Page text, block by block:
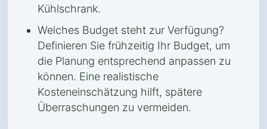
Kühlschrank.
Welches Budget steht zur Verfügung?
Definieren Sie frühzeitig Ihr Budget, um
die Planung entsprechend anpassen zu
können. Eine realistische
Kosteneinschätzung hilft, spätere
Überraschungen zu vermeiden.